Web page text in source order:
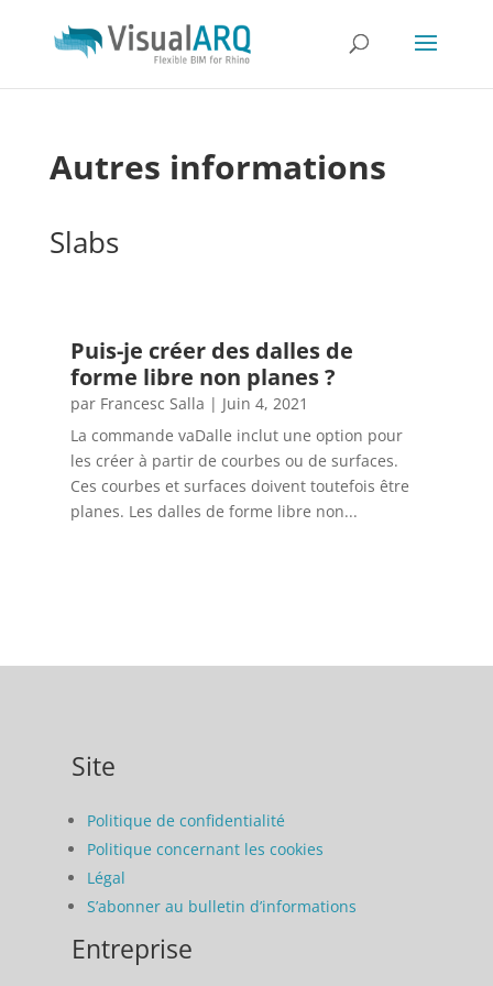
Autres informations
Slabs
Puis-je créer des dalles de
forme libre non planes ?
par Francesc Salla | Juin 4, 2021
La commande vaDalle inclut une option pour
les créer à partir de courbes ou de surfaces.
Ces courbes et surfaces doivent toutefois être
planes. Les dalles de forme libre non...
Site
Politique de confidentialité
Politique concernant les cookies
Légal
S’abonner au bulletin d’informations
Entreprise